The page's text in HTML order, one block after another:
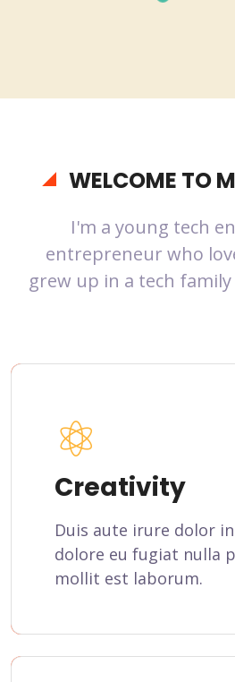
WELCOME TO
I'm a young tech
entrepreneur who
grew up in a tech
Creativity
Duis aute irure dolor
dolore eu fugiat nulla
mollit est laborum.